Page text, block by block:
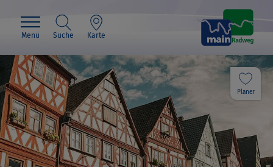
Menü Suche Karte
Planer